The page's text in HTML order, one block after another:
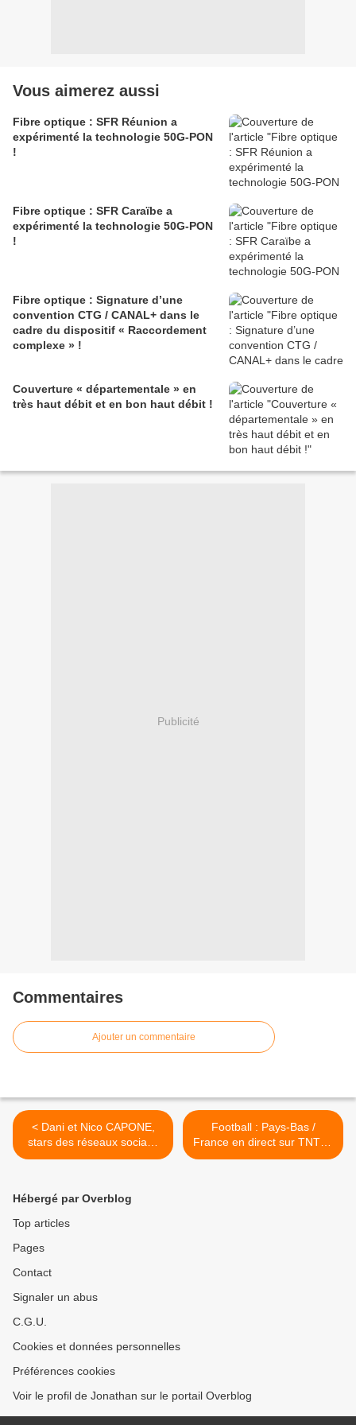
Vous aimerez aussi
Fibre optique : SFR Réunion a
expérimenté la technologie 50G-PON
!
Fibre optique : SFR Caraïbe a
expérimenté la technologie 50G-PON
!
Fibre optique : Signature d’une
convention CTG / CANAL+ dans le
cadre du dispositif « Raccordement
complexe » !
Couverture « départementale » en
très haut débit et en bon haut débit !
Publicité
Commentaires
Ajouter un commentaire
< Dani et Nico CAPONE,
stars des réseaux sociaux
font leurs premiers pas
Football : Pays-Bas /
France en direct sur TNTV !
>
Hébergé par Overblog
Top articles
Pages
Contact
Signaler un abus
C.G.U.
Cookies et données personnelles
Préférences cookies
Voir le profil de Jonathan sur le portail Overblog